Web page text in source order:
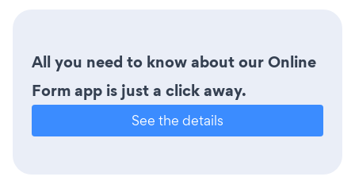
All you need to know about our Online
Form app is just a click away.
See the details